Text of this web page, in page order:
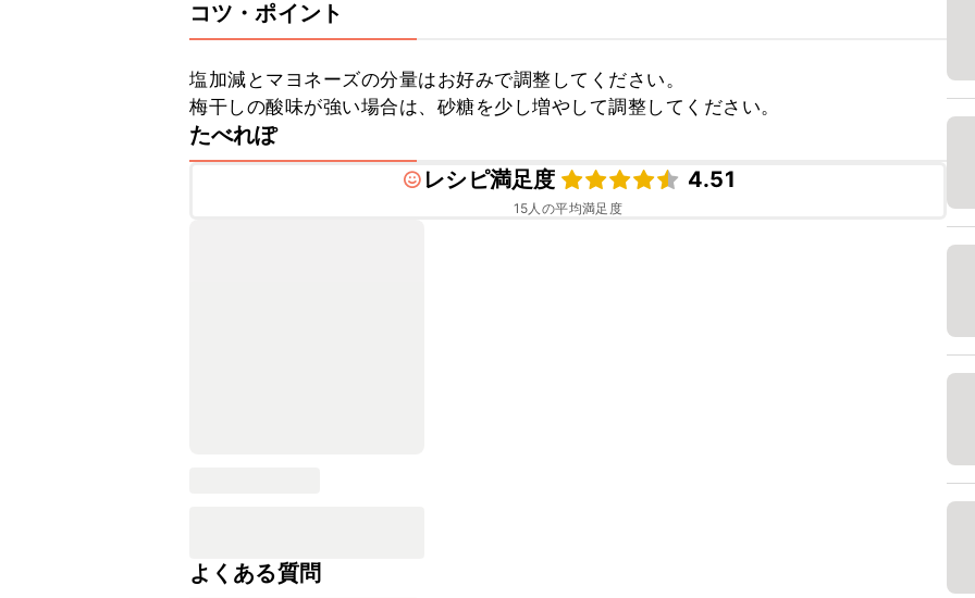
コツ・ポイント
塩加減とマヨネーズの分量はお好みで調整してください。
梅干しの酸味が強い場合は、砂糖を少し増やして調整してください。
たべれぽ
レシピ満足度
4.51
15人の平均満足度
よくある質問